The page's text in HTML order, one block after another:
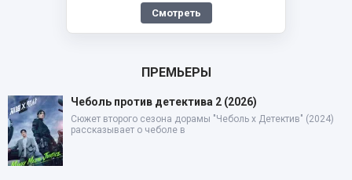
Смотреть
ПРЕМЬЕРЫ
Чеболь против детектива 2 (2026)
Сюжет второго сезона дорамы "Чеболь x Детектив" (2024)
рассказывает о чеболе в